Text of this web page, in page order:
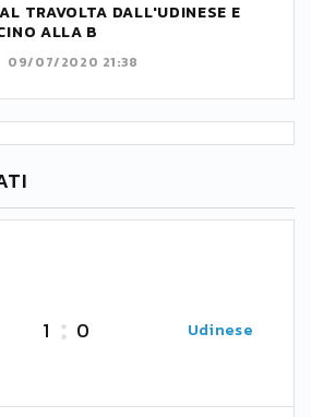
TRAVOLTA DALL'UDINESE E
ALLA B
09/07/2020 21:38
1 0 Udinese